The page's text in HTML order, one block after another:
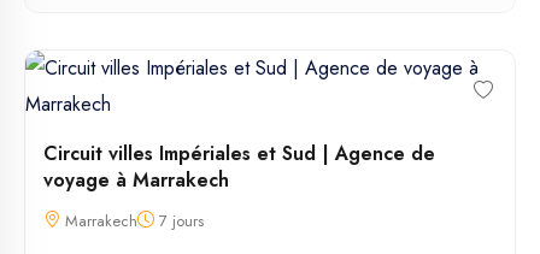
Circuit villes Impériales et Sud | Agence de
voyage à Marrakech
Marrakech 7 jours